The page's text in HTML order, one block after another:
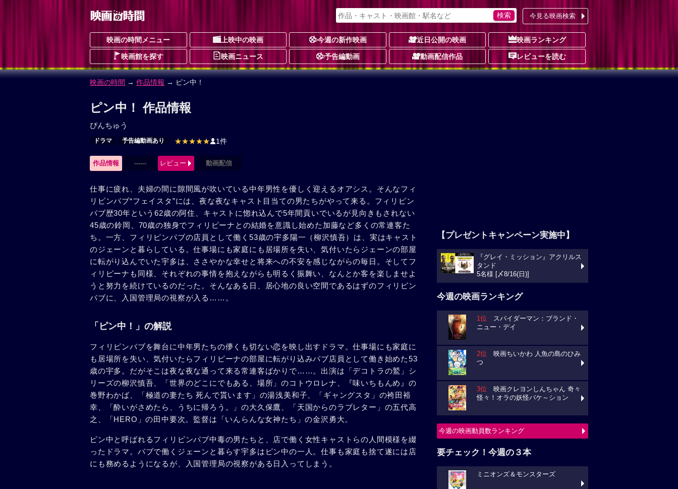
今見る映画検索
映画の時間メニュー 上映中の映画 今週の新作映画 近日公開の映画 映画ランキング
映画館を探す 映画ニュース 予告編動画 動画配信作品 レビューを読む
映画の時間 → 作品情報 → ピン中！
ピン中！ 作品情報
ぴんちゅう
ドラマ 予告編動画あり ★★★★★ 1件
作品情報 ------ レビュー 動画配信
仕事に疲れ、夫婦の間に隙間風が吹いている中年男性を優しく迎えるオアシス。そんなフィ
リピンパブ“フェイスタ”には、夜な夜なキャスト目当ての男たちがやって来る。フィリピン
パブ歴30年という62歳の阿住、キャストに惚れ込んで5年間貢いでいるが見向きもされない
45歳の鈴岡、70歳の独身でフィリピーナとの結婚を意識し始めた加藤など多くの常連客た
ち。一方、フィリピンパブの店員として働く53歳の宇多陽一（柳沢慎吾）は、実はキャスト
のジェーンと暮らしている。仕事場にも家庭にも居場所を失い、気付いたらジェーンの部屋
に転がり込んでいた宇多は、ささやかな幸せと将来への不安を感じながらの毎日。そしてフ
ィリピーナも同様、それぞれの事情を抱えながらも明るく振舞い、なんとか客を楽しませよ
うと努力を続けているのだった。そんなある日、居心地の良い空間であるはずのフィリピン
パブに、入国管理局の視察が入る……。
「ピン中！」の解説
フィリピンパブを舞台に中年男たちの儚くも切ない恋を映し出すドラマ。仕事場にも家庭に
も居場所を失い、気付いたらフィリピーナの部屋に転がり込みパブ店員として働き始めた53
歳の宇多。だがそこは夜な夜な通って来る常連客ばかりで……。出演は「デコトラの鷲」シ
リーズの柳沢慎吾、「世界のどこにでもある、場所」のコトウロレナ、『味いちもんめ』の
巻野わかば、「極道の妻たち 死んで貰います」の湯浅美和子、「ギャングスタ」の袴田裕
幸、「酔いがさめたら、うちに帰ろう。」の大久保鷹、「天国からのラブレター」の五代高
之、「HERO」の田中要次。監督は「いんらんな女神たち」の金沢勇大。
ピン中と呼ばれるフィリピンパブ中毒の男たちと、店で働く女性キャストらの人間模様を綴
ったドラマ。パブで働くジェーンと暮らす宇多はピン中の一人。仕事も家庭も捨て遂には店
にも務めるようになるが、入国管理局の視察がある日入ってしまう。
【プレゼントキャンペーン実施中】
『グレイ・ミッション』アクリルス
タンド
5名様 [〆8/16(日)]
今週の映画ランキング
1位 スパイダーマン：ブランド・
ニュー・デイ
2位 映画ちいかわ 人魚の島のひみ
つ
3位 映画クレヨンしんちゃん 奇々
怪々！オラの妖怪バケ～ション
今週の映画動員数ランキング
要チェック！今週の３本
ミニオンズ＆モンスターズ